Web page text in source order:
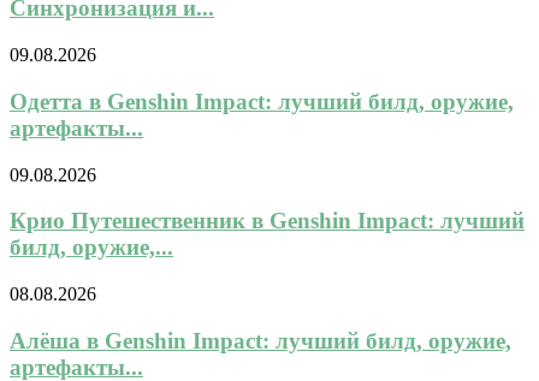
Синхронизация и...
09.08.2026
Одетта в Genshin Impact: лучший билд, оружие,
артефакты...
09.08.2026
Крио Путешественник в Genshin Impact: лучший
билд, оружие,...
08.08.2026
Алёша в Genshin Impact: лучший билд, оружие,
артефакты...